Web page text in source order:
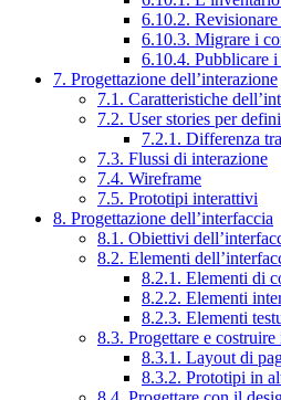
6.10.2.
6.10.3. Migrare i
6.10.4. Pubblicare
7. Progettazione dell’interazione
7.1. Caratteristiche
7.2. User stories per
7.2.1. Differenza
7.3. Flussi di interazione
7.4. Wireframe
7.5. Prototipi interattivi
8. Progettazione dell’interfaccia
8.1. Obiettivi
8.2. Elementi
8.2.1. Elementi di
8.2.2. Elementi
8.2.3. Elementi
8.3. Progettare e costruire
8.3.1. Layout di
8.3.2. Prototipi in